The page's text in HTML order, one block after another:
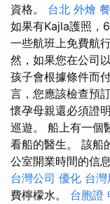
資格。 台北 外燴
如果有Kajla護照，
一些航班上免費航
然，如果您在公司
孩子會根據條件而
言，您應該檢查預
懷孕母親還必須證
巡遊。 船上有一個
看船的醫生。 該船
公室開業時間的信
台灣公司 優化 台灣
費檸檬水。 台胞證